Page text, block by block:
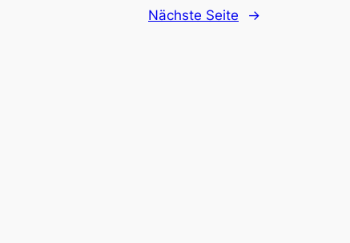
Nächste Seite →